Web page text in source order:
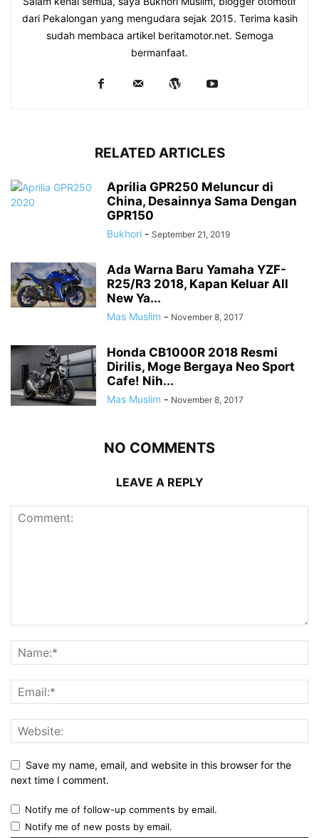
dari Pekalongan yang mengudara sejak 2015. Terima kasih
sudah membaca artikel beritamotor.net. Semoga
bermanfaat.
RELATED ARTICLES
Aprilia GPR250 Meluncur di
China, Desainnya Sama Dengan
GPR150
Bukhori - September 21, 2019
Ada Warna Baru Yamaha YZF-
R25/R3 2018, Kapan Keluar All
New Ya...
Mas Muslim - November 8, 2017
Honda CB1000R 2018 Resmi
Dirilis, Moge Bergaya Neo Sport
Cafe! Nih...
Mas Muslim - November 8, 2017
NO COMMENTS
LEAVE A REPLY
Save my name, email, and website in this browser for the
next time I comment.
Notify me of follow-up comments by email.
Notify me of new posts by email.